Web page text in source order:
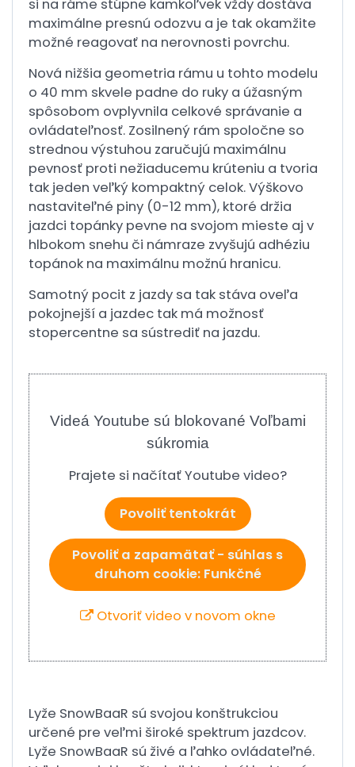
si na ráme stúpne kamkoľvek vždy dostáva
maximálne presnú odozvu a je tak okamžite
možné reagovať na nerovnosti povrchu.
Nová nižšia geometria rámu u tohto modelu
o 40 mm skvele padne do ruky a úžasným
spôsobom ovplyvnila celkové správanie a
ovládateľnosť. Zosilnený rám spoločne so
strednou výstuhou zaručujú maximálnu
pevnosť proti nežiaducemu krúteniu a tvoria
tak jeden veľký kompaktný celok. Výškovo
nastaviteľné piny (0-12 mm), ktoré držia
jazdci topánky pevne na svojom mieste aj v
hlbokom snehu či námraze zvyšujú adhéziu
topánok na maximálnu možnú hranicu.
Samotný pocit z jazdy sa tak stáva oveľa
pokojnejší a jazdec tak má možnosť
stopercentne sa sústrediť na jazdu.
Videá Youtube sú blokované Voľbami
súkromia
Prajete si načítať Youtube video?
Povoliť tentokrát
Povoliť a zapamätať - súhlas s
druhom cookie: Funkčné
Otvoriť video v novom okne
Lyže SnowBaaR sú svojou konštrukciou
určené pre veľmi široké spektrum jazdcov.
Lyže SnowBaaR sú živé a ľahko ovládateľné.